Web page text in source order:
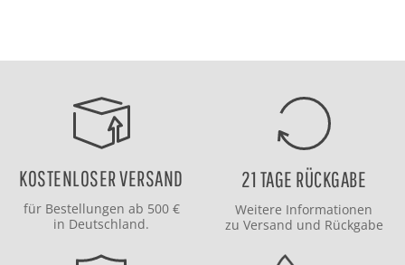
KOSTENLOSER VERSAND
für Bestellungen ab 500 €
in Deutschland.
21 TAGE RÜCKGABE
Weitere Informationen
zu Versand und Rückgabe